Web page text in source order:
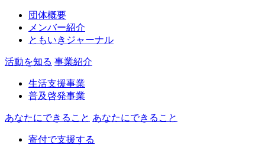
団体概要
メンバー紹介
ともいきジャーナル
活動を知る 事業紹介
生活支援事業
普及啓発事業
あなたにできること あなたにできること
寄付で支援する